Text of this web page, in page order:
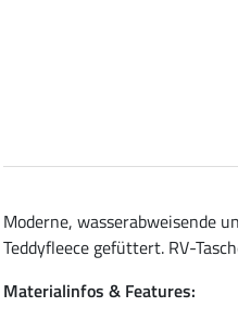
Moderne, wasserabweisende
Teddyfleece gefüttert. RV-
Materialinfos & Features: